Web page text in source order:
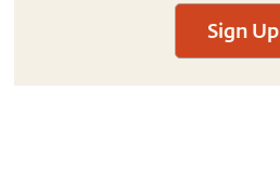
Sign Up